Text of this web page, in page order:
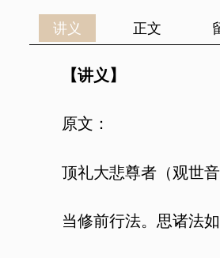
讲义 正文
【讲义】
原文：
顶礼大悲尊者（观世音
当修前行法。思诸法如